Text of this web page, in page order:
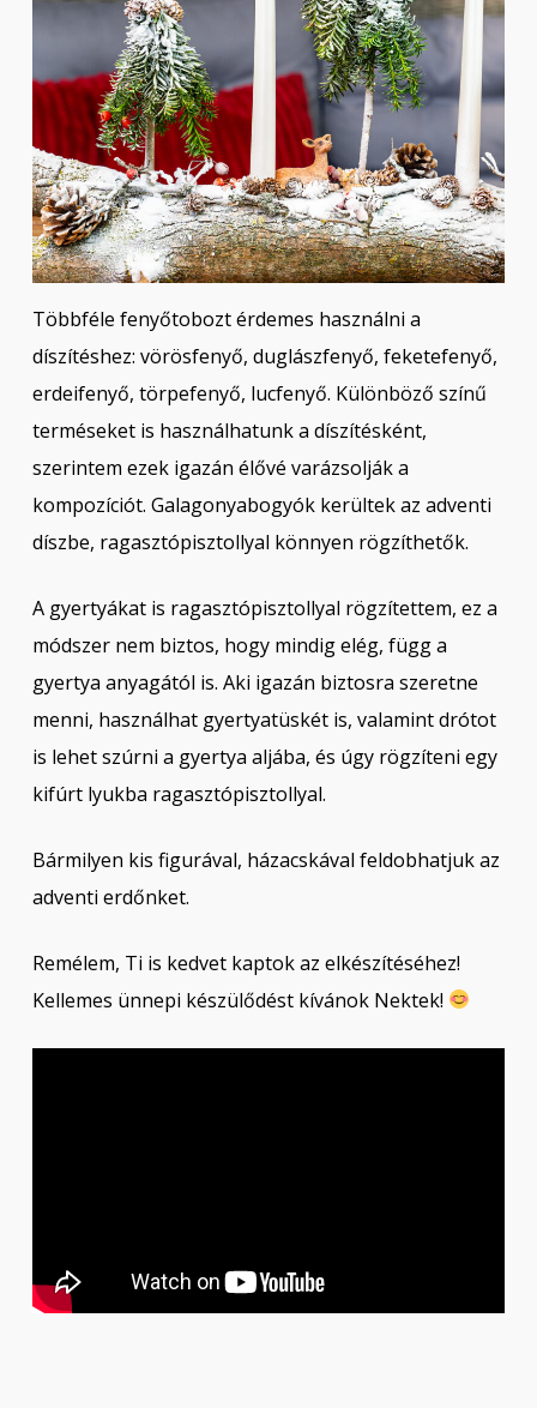
Többféle fenyőtobozt érdemes használni a
díszítéshez: vörösfenyő, duglászfenyő, feketefenyő,
erdeifenyő, törpefenyő, lucfenyő. Különböző színű
terméseket is használhatunk a díszítésként,
szerintem ezek igazán élővé varázsolják a
kompozíciót. Galagonyabogyók kerültek az adventi
díszbe, ragasztópisztollyal könnyen rögzíthetők.
A gyertyákat is ragasztópisztollyal rögzítettem, ez a
módszer nem biztos, hogy mindig elég, függ a
gyertya anyagától is. Aki igazán biztosra szeretne
menni, használhat gyertyatüskét is, valamint drótot
is lehet szúrni a gyertya aljába, és úgy rögzíteni egy
kifúrt lyukba ragasztópisztollyal.
Bármilyen kis figurával, házacskával feldobhatjuk az
adventi erdőnket.
Remélem, Ti is kedvet kaptok az elkészítéséhez!
Kellemes ünnepi készülődést kívánok Nektek!